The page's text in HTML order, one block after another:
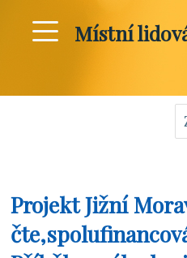
Místní
Projekt Jižní